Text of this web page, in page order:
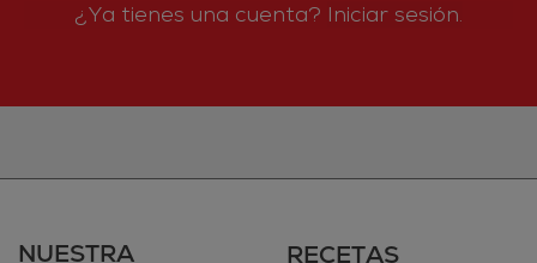
¿Ya tienes una cuenta? Iniciar sesión.
NUESTRA
RECETAS